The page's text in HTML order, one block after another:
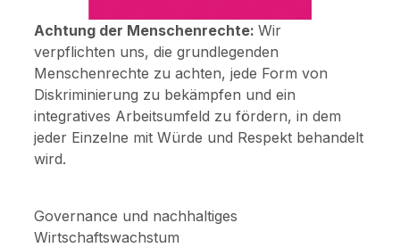
Achtung der Menschenrechte: Wir
verpflichten uns, die grundlegenden
Menschenrechte zu achten, jede Form von
Diskriminierung zu bekämpfen und ein
integratives Arbeitsumfeld zu fördern, in dem
jeder Einzelne mit Würde und Respekt behandelt
wird.
Governance und nachhaltiges
Wirtschaftswachstum